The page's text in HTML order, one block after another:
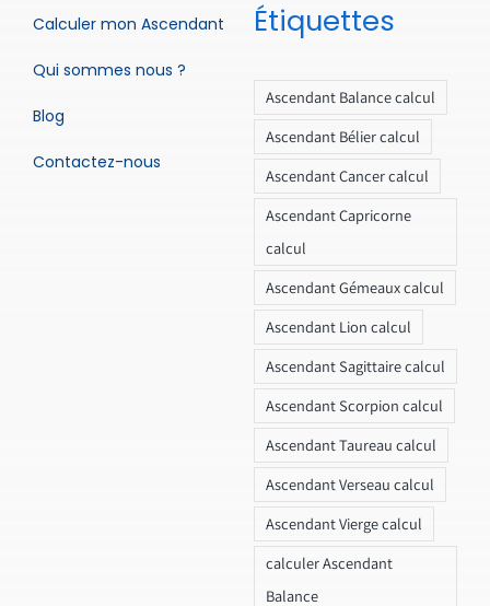
Calculer mon Ascendant
Qui sommes nous ?
Blog
Contactez-nous
Étiquettes
Ascendant Balance calcul
Ascendant Bélier calcul
Ascendant Cancer calcul
Ascendant Capricorne
calcul
Ascendant Gémeaux calcul
Ascendant Lion calcul
Ascendant Sagittaire calcul
Ascendant Scorpion calcul
Ascendant Taureau calcul
Ascendant Verseau calcul
Ascendant Vierge calcul
calculer Ascendant
Balance